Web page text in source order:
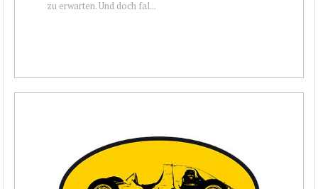
zu erwarten. Und doch fal...